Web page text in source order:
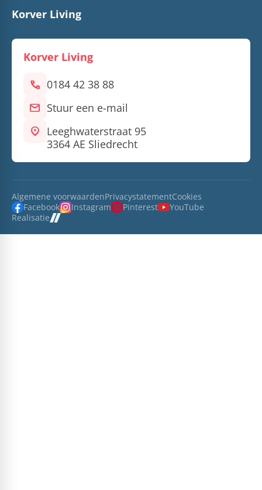
Korver Living
Korver Living
call 0184 42 38 88
mail Stuur een e-mail
location_on Leeghwaterstraat 95
3364 AE Sliedrecht
Algemene voorwaardenPrivacystatementCookies
Facebook
Instagram Pinterest
YouTube
Realisatie